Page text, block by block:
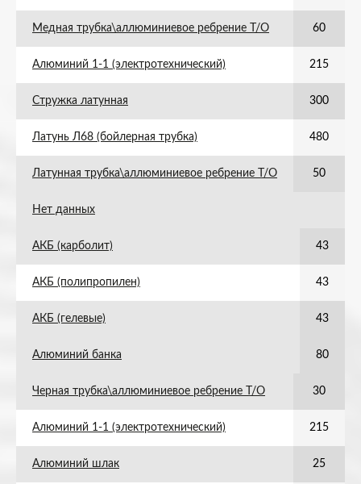
Медная трубка\аллюминиевое ребрение Т/О 60
Алюминий 1-1 (электротехнический) 215
Стружка латунная 300
Латунь Л68 (бойлерная трубка) 480
Латунная трубка\аллюминиевое ребрение Т/О 50
Нет данных
АКБ (карболит) 43
АКБ (полипропилен) 43
АКБ (гелевые) 43
Алюминий банка 80
Черная трубка\аллюминиевое ребрение Т/О 30
Алюминий 1-1 (электротехнический) 215
Алюминий шлак 25